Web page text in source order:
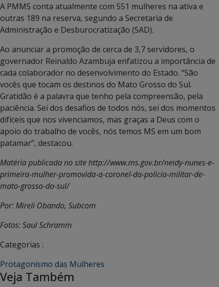
A PMMS conta atualmente com 551 mulheres na ativa e
outras 189 na reserva, segundo a Secretaria de
Administração e Desburocratização (SAD).
Ao anunciar a promoção de cerca de 3,7 servidores, o
governador Reinaldo Azambuja enfatizou a importância de
cada colaborador no desenvolvimento do Estado. “São
vocês que tocam os destinos do Mato Grosso do Sul.
Gratidão é a palavra que tenho pela compreensão, pela
paciência. Sei dos desafios de todos nós, sei dos momentos
difíceis que nos vivenciamos, mas graças a Deus com o
apoio do trabalho de vocês, nós temos MS em um bom
patamar”, destacou.
Matéria publicada no site http://www.ms.gov.br/neidy-nunes-e-
primeira-mulher-promovida-a-coronel-da-policia-militar-de-
mato-grosso-do-sul/
Por: Mireli Obando, Subcom
Fotos: Saul Schramm
Categorias :
Protagonismo das Mulheres
Veja Também